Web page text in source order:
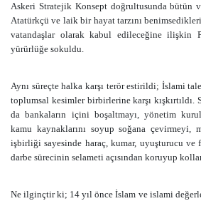
Askeri Stratejik Konsept doğrultusunda bütün
Atatürkçü ve laik bir hayat tarzını
vatandaşlar olarak kabul edileceğine ilişkin
yürürlüğe sokuldu.
Aynı süreçte halka karşı terör estirildi; İslami
toplumsal kesimler birbirlerine karşı
da bankaların içini boşaltmayı, yönetim
kamu kaynaklarını soyup soğana çevirmeyi,
işbirliği sayesinde haraç, kumar, uyuşturucu ve
darbe sürecinin selameti açısından koruyup
Ne ilginçtir ki; 14 yıl önce İslam ve islami